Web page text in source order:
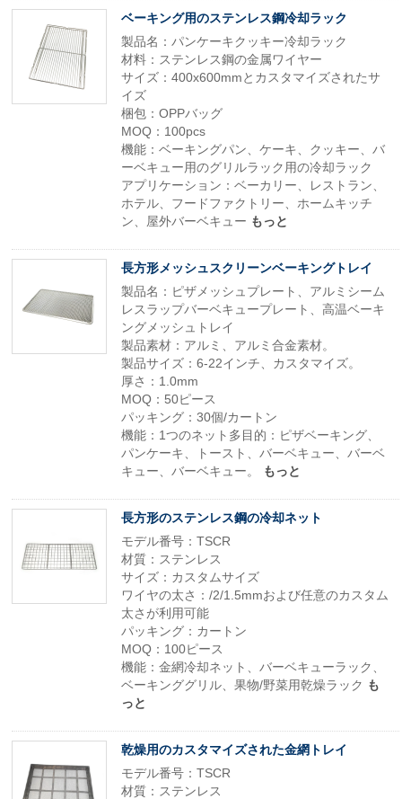
ベーキング用のステンレス鋼冷却ラック
製品名：パンケーキクッキー冷却ラック
材料：ステンレス鋼の金属ワイヤー
サイズ：400x600mmとカスタマイズされたサ
イズ
梱包：OPPバッグ
MOQ：100pcs
機能：ベーキングパン、ケーキ、クッキー、バ
ーベキュー用のグリルラック用の冷却ラック
アプリケーション：ベーカリー、レストラン、
ホテル、フードファクトリー、ホームキッチ
ン、屋外バーベキュー もっと
長方形メッシュスクリーンベーキングトレイ
製品名：ピザメッシュプレート、アルミシーム
レスラップバーベキュープレート、高温ベーキ
ングメッシュトレイ
製品素材：アルミ、アルミ合金素材。
製品サイズ：6-22インチ、カスタマイズ。
厚さ：1.0mm
MOQ：50ピース
パッキング：30個/カートン
機能：1つのネット多目的：ピザベーキング、
パンケーキ、トースト、バーベキュー、バーベ
キュー、バーベキュー。
もっと
長方形のステンレス鋼の冷却ネット
モデル番号：TSCR
材質：ステンレス
サイズ：カスタムサイズ
ワイヤの太さ：/2/1.5mmおよび任意のカスタム
太さが利用可能
パッキング：カートン
MOQ：100ピース
機能：金網冷却ネット、バーベキューラック、
ベーキンググリル、果物/野菜用乾燥ラック も
っと
乾燥用のカスタマイズされた金網トレイ
モデル番号：TSCR
材質：ステンレス